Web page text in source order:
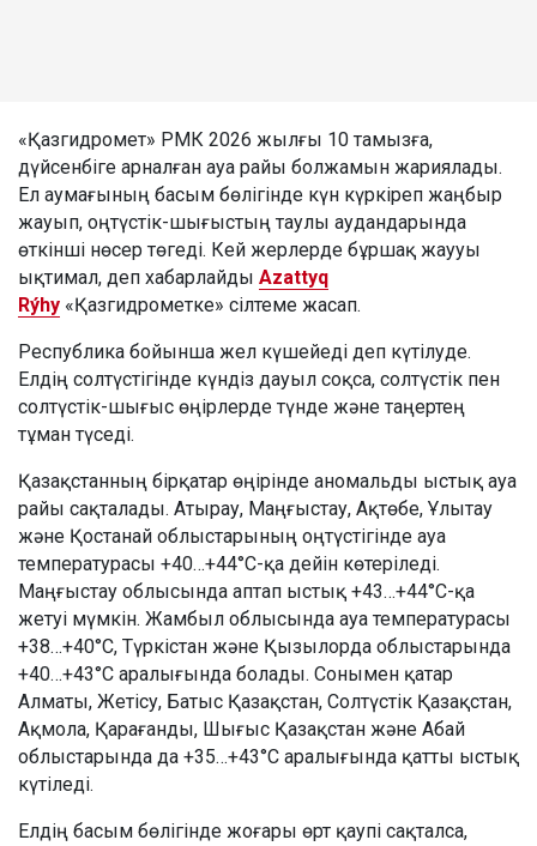
«Қазгидромет» РМК 2026 жылғы 10 тамызға,
дүйсенбіге арналған ауа райы болжамын жариялады.
Ел аумағының басым бөлігінде күн күркіреп жаңбыр
жауып, оңтүстік-шығыстың таулы аудандарында
өткінші нөсер төгеді. Кей жерлерде бұршақ жаууы
ықтимал, деп хабарлайды Azattyq
Rýhy «Қазгидрометке» сілтеме жасап.
Республика бойынша жел күшейеді деп күтілуде.
Елдің солтүстігінде күндіз дауыл соқса, солтүстік пен
солтүстік-шығыс өңірлерде түнде және таңертең
тұман түседі.
Қазақстанның бірқатар өңірінде аномальды ыстық ауа
райы сақталады. Атырау, Маңғыстау, Ақтөбе, Ұлытау
және Қостанай облыстарының оңтүстігінде ауа
температурасы +40…+44°C-қа дейін көтеріледі.
Маңғыстау облысында аптап ыстық +43…+44°C-қа
жетуі мүмкін. Жамбыл облысында ауа температурасы
+38…+40°C, Түркістан және Қызылорда облыстарында
+40…+43°C аралығында болады. Сонымен қатар
Алматы, Жетісу, Батыс Қазақстан, Солтүстік Қазақстан,
Ақмола, Қарағанды, Шығыс Қазақстан және Абай
облыстарында да +35…+43°C аралығында қатты ыстық
күтіледі.
Елдің басым бөлігінде жоғары өрт қаупі сақталса,